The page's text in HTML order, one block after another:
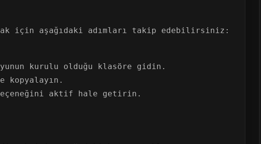
için aşağıdaki adımları takip edebilirsiniz:
kurulu olduğu klasöre gidin.
kopyalayın.
aktif hale getirin.